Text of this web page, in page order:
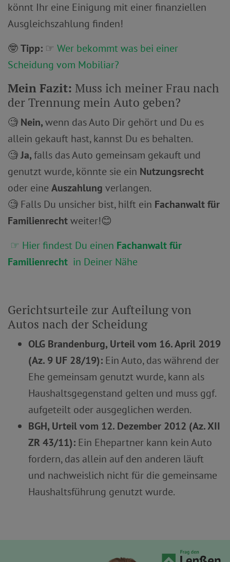
könnt Ihr eine Einigung mit einer finanziellen
Ausgleichszahlung finden!
🤓Tipp: ☞ Wer bekommt was bei einer
Scheidung vom Mobiliar?
MeinFazit: Muss ich meiner Frau nach
der Trennung mein Auto geben?
🧐 Nein,wenn das Auto Dir gehört und Du es
allein gekauft hast, kannst Du es behalten.
🧐Ja,falls das Auto gemeinsam gekauft und
genutzt wurde, könnte sie ein Nutzungsrecht
oder eine Auszahlung verlangen.
🧐 Falls Du unsicher bist, hilft ein Fachanwalt für
Familienrechtweiter!😊
☞ Hier findest Du einen Fachanwalt für
Familienrecht in Deiner Nähe
Gerichtsurteile zur Aufteilung von
Autos nach der Scheidung
OLG Brandenburg, Urteil vom 16. April 2019
(Az. 9 UF 28/19): Ein Auto, das während der
Ehe gemeinsam genutzt wurde, kann als
Haushaltsgegenstand gelten und muss ggf.
aufgeteilt oder ausgeglichen werden.
BGH, Urteil vom 12. Dezember 2012 (Az. XII
ZR 43/11): Ein Ehepartner kann kein Auto
fordern, das allein auf den anderen läuft
und nachweislich nicht für die gemeinsame
Haushaltsführung genutzt wurde.